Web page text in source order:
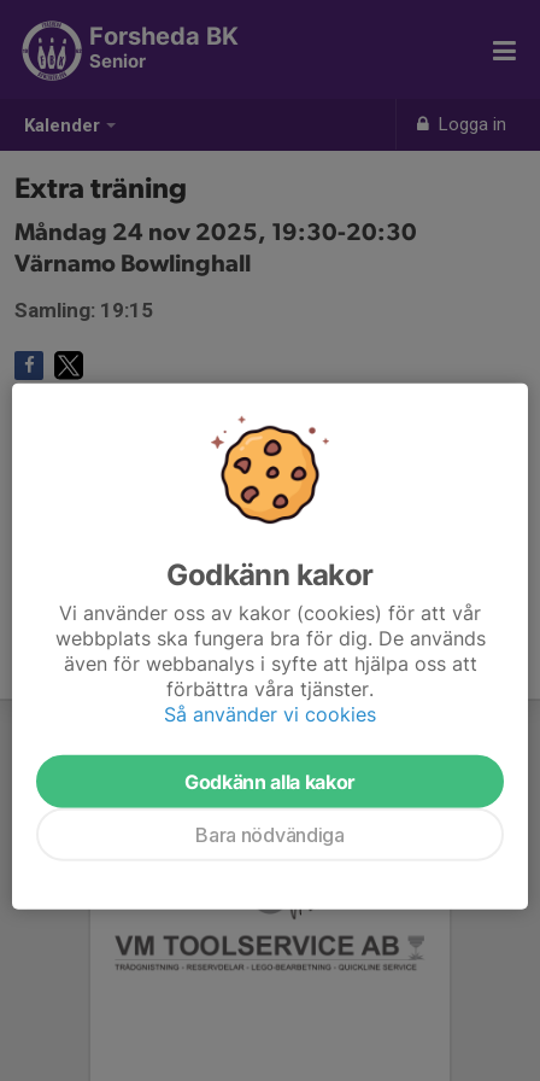
Kalender Logga in
Forsheda BK
Senior
Extra träning
Måndag 24 nov 2025, 19:30-20:30
Värnamo Bowlinghall
Samling: 19:15
Godkänn kakor
Vi använder oss av kakor (cookies) för att vår
webbplats ska fungera bra för dig. De används
även för webbanalys i syfte att hjälpa oss att
förbättra våra tjänster.
Så använder vi cookies
Godkänn alla kakor
Bara nödvändiga